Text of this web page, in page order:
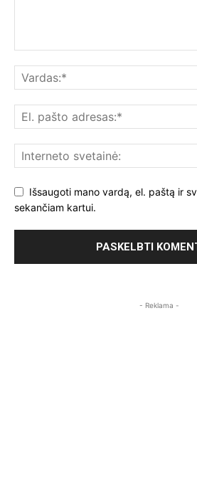
Išsaugoti mano vardą, el. paštą ir
sekančiam kartui.
- Reklama -